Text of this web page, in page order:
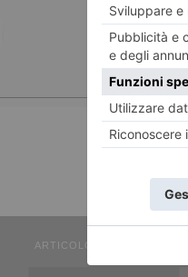
ARTICOLO PRECEDENTE